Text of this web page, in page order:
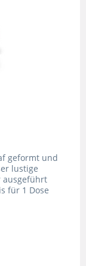
geformt und
lustige
ausgeführt
für 1 Dose